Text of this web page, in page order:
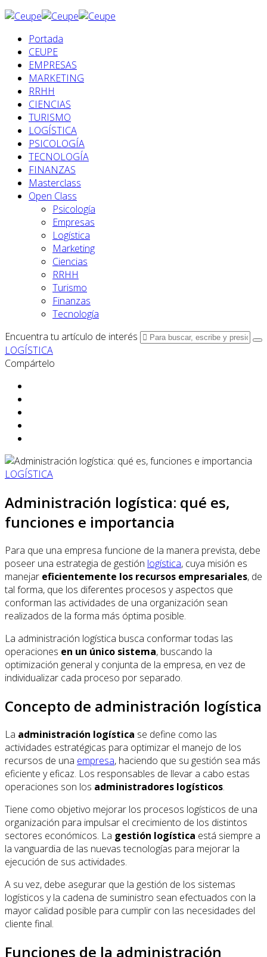
Portada
CEUPE
EMPRESAS
MARKETING
RRHH
CIENCIAS
TURISMO
LOGÍSTICA
PSICOLOGÍA
TECNOLOGÍA
FINANZAS
Masterclass
Open Class
Psicología
Empresas
Logística
Marketing
Ciencias
RRHH
Turismo
Finanzas
Tecnología
Encuentra tu artículo de interés
LOGÍSTICA
Compártelo
LOGÍSTICA
Administración logística: qué es,
funciones e importancia
Para que una empresa funcione de la manera prevista, debe
poseer una estrategia de gestión logística, cuya misión es
manejar eficientemente los recursos empresariales, de
tal forma, que los diferentes procesos y aspectos que
conforman las actividades de una organización sean
realizados de la forma más óptima posible.
La administración logística busca conformar todas las
operaciones en un único sistema, buscando la
optimización general y conjunta de la empresa, en vez de
individualizar cada proceso por separado.
Concepto de administración logística
La administración logística se define como las
actividades estratégicas para optimizar el manejo de los
recursos de una empresa, haciendo que su gestión sea más
eficiente y eficaz. Los responsables de llevar a cabo estas
operaciones son los administradores logísticos.
Tiene como objetivo mejorar los procesos logísticos de una
organización para impulsar el crecimiento de los distintos
sectores económicos. La gestión logística está siempre a
la vanguardia de las nuevas tecnologías para mejorar la
ejecución de sus actividades.
A su vez, debe asegurar que la gestión de los sistemas
logísticos y la cadena de suministro sean efectuados con la
mayor calidad posible para cumplir con las necesidades del
cliente final.
Funciones de la administración